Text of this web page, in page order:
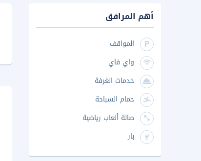
أهم المرافق
المواقف
واي فاي
خدمات الغرفة
حمام السباحة
صالة ألعاب رياضية
بار